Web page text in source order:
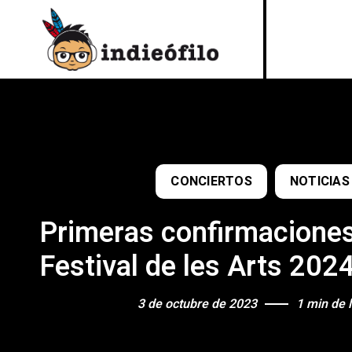
CONCIERTOS NOTICIAS
Primeras
Festival de les Arts
3 de octubre de 2023 1 min de